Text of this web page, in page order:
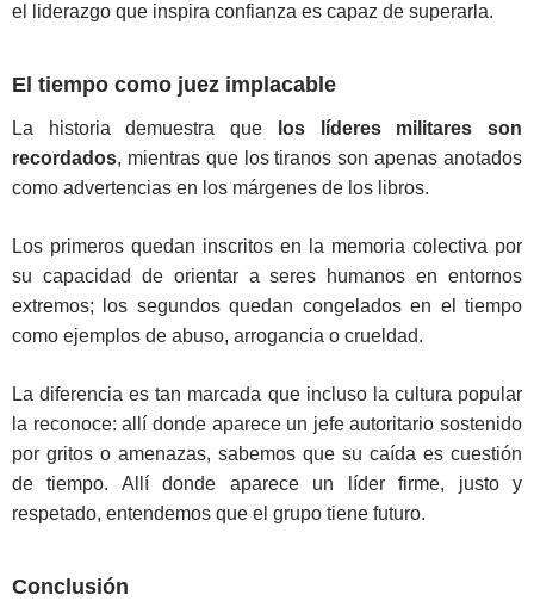
el liderazgo que inspira confianza es capaz de superarla.
El tiempo como juez implacable
La historia demuestra que
los líderes militares son
recordados, mientras que los tiranos son apenas anotados
como advertencias en los márgenes de los libros.
Los primeros quedan inscritos en la memoria colectiva por
su capacidad de orientar a seres humanos en entornos
extremos; los segundos quedan congelados en el tiempo
como ejemplos de abuso, arrogancia o crueldad.
La diferencia es tan marcada que incluso la cultura popular
la reconoce: allí donde aparece un jefe autoritario sostenido
por gritos o amenazas, sabemos que su caída es cuestión
de tiempo. Allí donde aparece un líder firme, justo y
respetado, entendemos que el grupo tiene futuro.
Conclusión